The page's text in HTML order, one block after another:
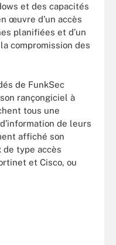
et des capacités
œuvre d’un accès
planifiées et d’un
compromission des
de FunkSec
rançongiciel à
tous une
de leurs
affiché son
type accès
et Cisco, ou